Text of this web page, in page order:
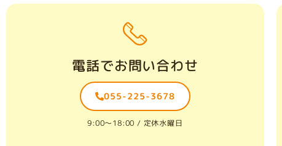
電話でお問い合わせ
055-225-3678
9:00〜18:00 / 定休水曜日